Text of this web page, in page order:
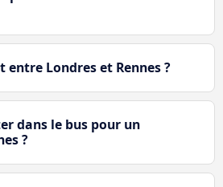
entre Londres et Rennes ?
dans le bus pour un
?